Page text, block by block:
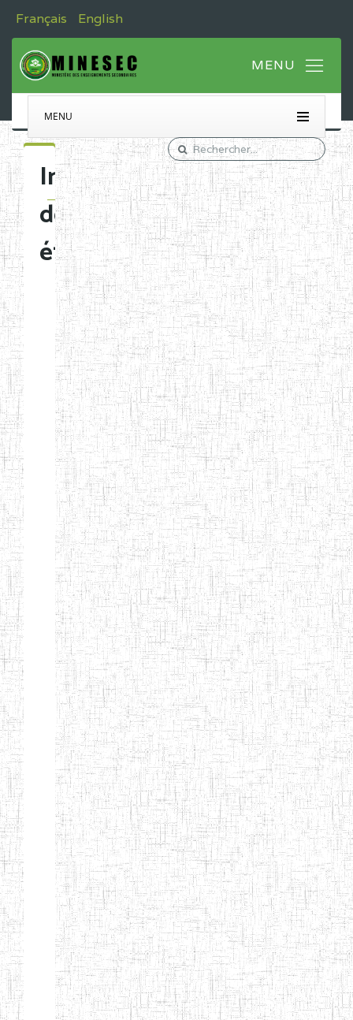
Français English
MENU
Immatriculation
des
établissements
Etablissements
d'enseignement
normal
ENI
Chercher:
Effacer les filtres
Denomination
Type
Nature
Arrondissement
Denomination Création Type Nature
GTTC
BANGEM
08/12/1997 ENIEG Public
GTTC
25/09/2000 ENIEG Public